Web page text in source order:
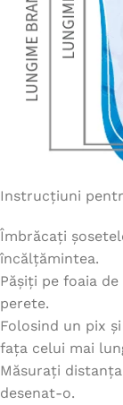
Instrucțiuni
Îmbrăcați
încălțămintea.
Pășiți pe foaia
perete.
Folosind un pix
fața celui mai
Măsurați
desenat-o.